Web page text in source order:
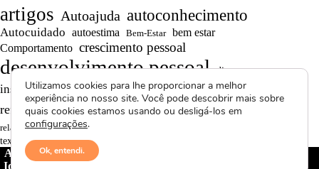
artigos Autoajuda autoconhecimento
Autocuidado autoestima Bem-Estar bem estar
Comportamento crescimento pessoal
desenvolvimento pessoal dicas
inspiração Motivação produtividade Projetos autorais
reflexão Reflexões Reflexões de Vida
relacionamentos resiliência
textos curtos vídeos
Avctoris Copyright ©
Ideias
Utilizamos cookies para lhe proporcionar a melhor
experiência no nosso site. Você pode descobrir mais sobre
quais cookies estamos usando ou desligá-los em
configurações.
Ok, entendi.